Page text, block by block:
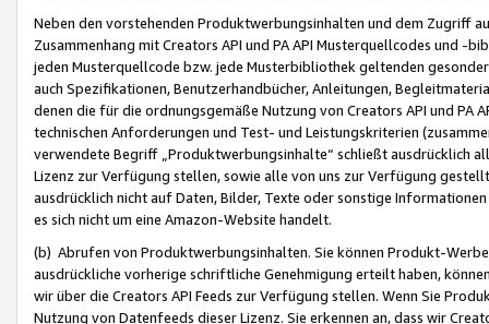
Neben den vorstehenden Produktwerbungsinhalten und dem Zugriff
Zusammenhang mit Creators API und PA API Musterquellcodes und
jeden Musterquellcode bzw. jede Musterbibliothek geltenden
auch Spezifikationen, Benutzerhandbücher, Anleitungen,
denen die für die ordnungsgemäße Nutzung von Creators API und PA
technischen Anforderungen und Test- und Leistungskriterien
verwendete Begriff „Produktwerbungsinhalte“ schließt ausdrücklich
Lizenz zur Verfügung stellen, sowie alle von uns zur Verfügung
ausdrücklich nicht auf Daten, Bilder, Texte oder sonstige
es sich nicht um eine Amazon-Website handelt.
(b) Abrufen von Produktwerbungsinhalten. Sie können Produkt-
ausdrückliche vorherige schriftliche Genehmigung erteilt haben,
wir über die Creators API Feeds zur Verfügung stellen. Wenn Sie
Nutzung von Datenfeeds dieser Lizenz. Sie erkennen an, dass wir